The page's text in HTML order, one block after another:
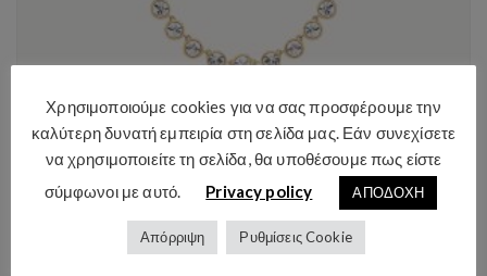
BROSWAY-Κολιέ SYMPHONIA-Επιχρυσωμένο ατσάλι 14Κ
97.00€ με ΦΠΑ
Χρησιμοποιούμε cookies για να σας προσφέρουμε την
καλύτερη δυνατή εμπειρία στη σελίδα μας. Εάν συνεχίσετε
να χρησιμοποιείτε τη σελίδα, θα υποθέσουμε πως είστε
σύμφωνοι με αυτό.
Privacy policy ΑΠΟΔΟΧΗ
Απόρριψη Ρυθμίσεις Cookie